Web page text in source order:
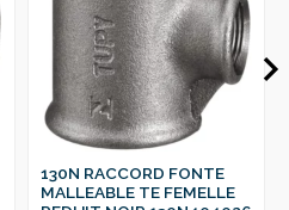
FONTE
FEMELLE
130N RACCORD
MALLEABLE TE